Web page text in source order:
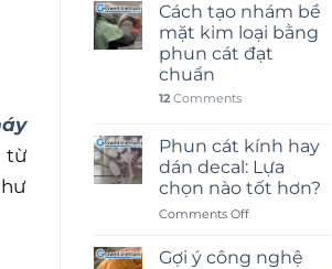
từ
Cách tạo nhám bề
mặt kim loại bằng
phun cát đạt
chuẩn
12Comments
Phun cát kính hay
dán decal: Lựa
chọn nào tốt hơn?
Comments Offon
cát
Gợi ý công nghệ